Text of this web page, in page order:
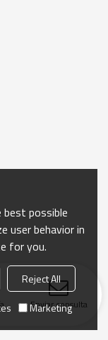
Enviar consulta
possible
user behavior in
for you.
Reject All
Marketing